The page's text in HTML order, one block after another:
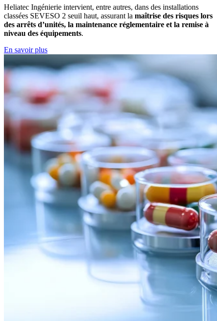
Heliatec Ingénierie intervient, entre autres, dans des installations
classées SEVESO 2 seuil haut, assurant la maîtrise des risques lors
des arrêts d’unités, la maintenance réglementaire et la remise à
niveau des équipements.
En savoir plus